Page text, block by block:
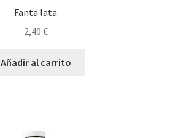
Fanta lata
2,40 €
Añadir al carrito